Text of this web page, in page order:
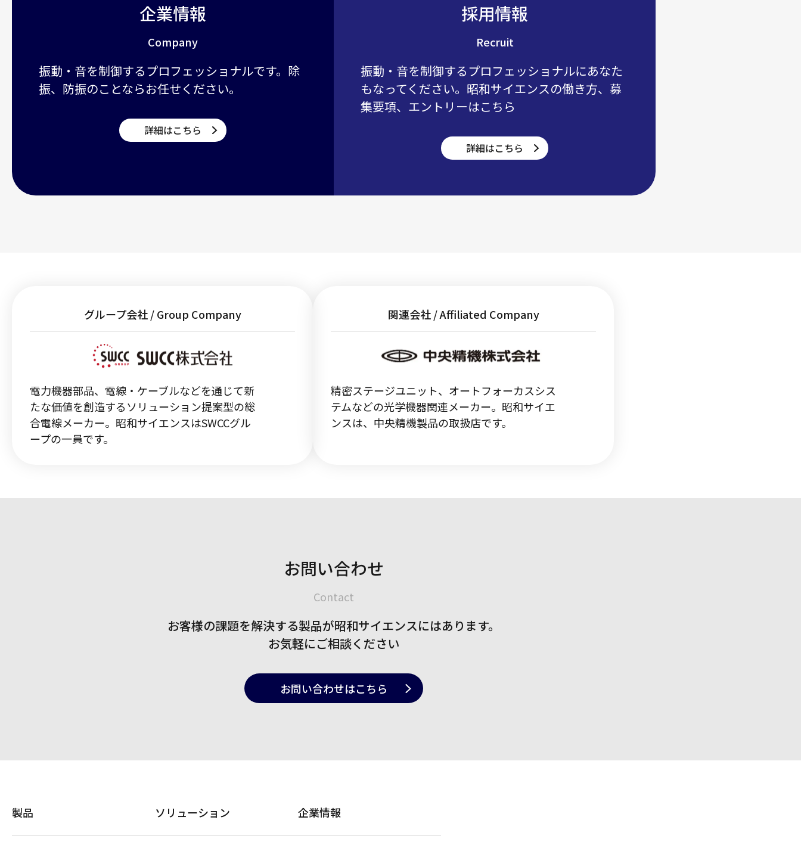
企業情報
Company
振動・音を制御するプロフェッショナルです。除
振、防振のことならお任せください。
詳細はこちら
採用情報
Recruit
振動・音を制御するプロフェッショナルにあなた
もなってください。昭和サイエンスの働き方、募
集要項、エントリーはこちら
詳細はこちら
グループ会社 / Group Company
電力機器部品、電線・ケーブルなどを通じて新
たな価値を創造するソリューション提案型の総
合電線メーカー。昭和サイエンスはSWCCグル
ープの一員です。
関連会社 / Affiliated Company
精密ステージユニット、オートフォーカスシス
テムなどの光学機器関連メーカー。昭和サイエ
ンスは、中央精機製品の取扱店です。
お問い合わせ
Contact
お客様の課題を解決する製品が昭和サイエンスにはあります。
お気軽にご相談ください
お問い合わせはこちら
製品 ソリューション 企業情報